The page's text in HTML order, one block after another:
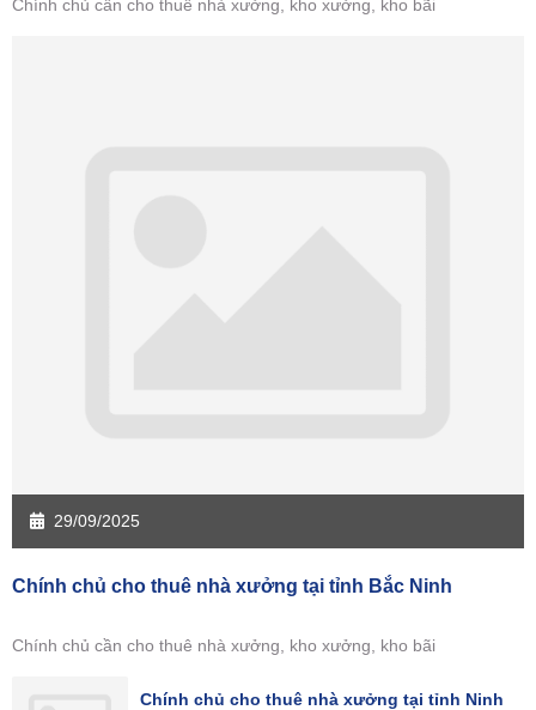
Chính chủ cần cho thuê nhà xưởng, kho xưởng, kho bãi
29/09/2025
Chính chủ cho thuê nhà xưởng tại tỉnh Bắc Ninh
Chính chủ cần cho thuê nhà xưởng, kho xưởng, kho bãi
Chính chủ cho thuê nhà xưởng tại tỉnh Ninh